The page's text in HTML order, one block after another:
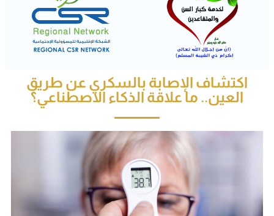
اكتشاف الإصابة بالسكري عن طريق
العين.. ما علاقة الذكاء الاصطناعي؟